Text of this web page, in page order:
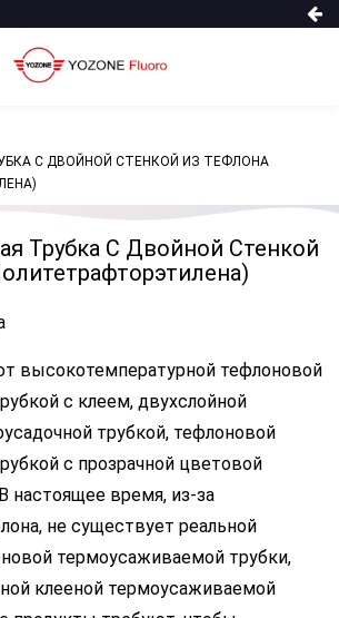
С ДВОЙНОЙ СТЕНКОЙ ИЗ ТЕФЛОНА
Трубка С Двойной Стенкой
высокотемпературной тефлоновой
с клеем, двухслойной
трубкой, тефлоновой
с прозрачной цветовой
настоящее время, из-за
не существует реальной
термоусаживаемой трубки,
клееной термоусаживаемой